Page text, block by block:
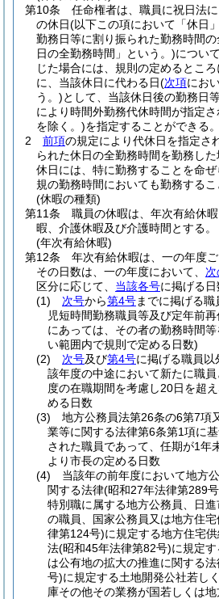
第10条
任命権者は、職員に祝日法
の休日(以下この項において「休日
勤務日等に割り振られた勤務時間の
日の全勤務時間」という。)につい
じた場合には、規則の定めるとこ
に、当該休日に代わる日(次項にお
う。)として、当該休日後の勤務日
により時間外勤務代休時間が指定
を除く。)を指定することができる。
2
前項の規定により代休日を指定さ
られた休日の全勤務時間を勤務し
休日には、特に勤務することを命
規の勤務時間においても勤務するこ
(休暇の種類)
第11条
職員の休暇は、年次有給休
暇、介護休暇及び介護時間とする。
(年次有給休暇)
第12条
年次有給休暇は、一の年度
その日数は、一の年度において、
区分に応じて、 当該各号に掲げる日
(1)
次号から第4号までに掲げる
児短時間勤務職員等及び定年前
にあっては、その者の勤務時間
い範囲内で規則で定める日数)
(2)
次号及び第4号に掲げる職員以
該年度の中途において新たに職
度の在職期間を考慮し20日を超
める日数
(3)
地方公務員法第26条の6第7項
業等に関する法律第6条第1項に
された職員であって、任期が1年
より市長の定める日数
(4)
当該年の前年度において地方
関する法律(昭和27年法律第289
特別職に属する地方公務員、日
の職員、国家公務員又は地方住
律第124号)に規定する地方住宅
法(昭和45年法律第82号)に規定す
は公有地の拡大の推進に関する法
号)に規定する土地開発公社若し
庫その他その業務が国若しくは